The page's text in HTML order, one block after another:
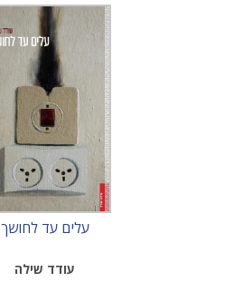
עלים עד לחושך
עודד שילה